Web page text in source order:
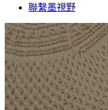
聯繫墨視野